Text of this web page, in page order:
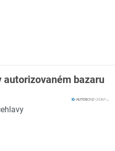
autorizovaném bazaru